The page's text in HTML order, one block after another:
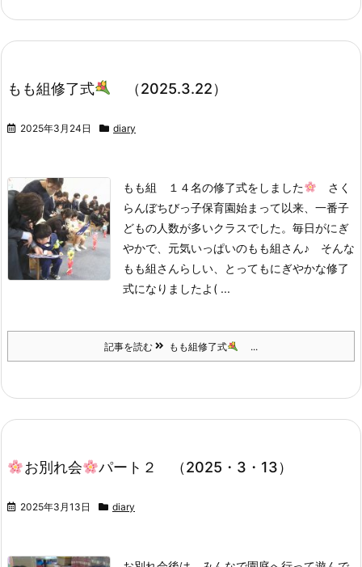
もも組修了式 （2025.3.22）
2025年3月24日 diary
もも組 １４名の修了式をしました
さく
らんぼちびっ子保育園始まって以来、一番子
どもの人数が多いクラスでした。 毎日がにぎ
やかで、元気いっぱいのもも組さん♪ そんな
もも組さんらしい、とってもにぎやかな修了
式になりましたよ( ...
記事を読む もも組修了式 ...
お別れ会 パート２ （2025・3・13）
2025年3月13日 diary